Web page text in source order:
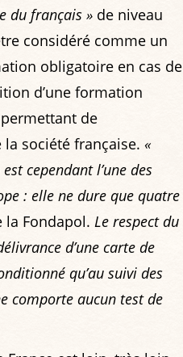
du français » de niveau
considéré comme un
obligatoire en cas de
d’une formation
de
la société française. «
cependant l’une des
: elle ne dure que quatre
la Fondapol. Le respect du
d’une carte de
qu’au suivi des
comporte aucun test de